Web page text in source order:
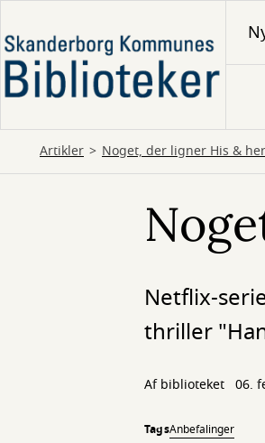
til
hovedindhold
Artikler Noget, der ligner His &
Netflix-
thriller
Af biblioteket 06.
TagsAnbefalinger